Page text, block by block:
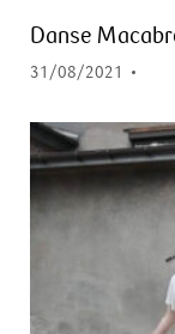
Danse
31/08/2021